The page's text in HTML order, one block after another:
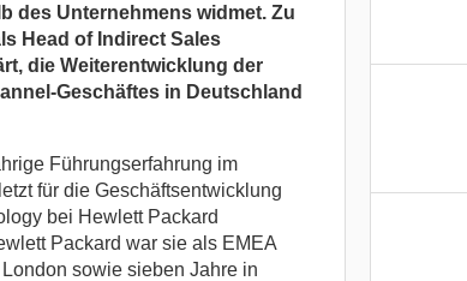
des Unternehmens widmet. Zu
Head of Indirect Sales
die Weiterentwicklung der
Geschäftes in Deutschland
Führungserfahrung im
für die Geschäftsentwicklung
bei Hewlett Packard
Packard war sie als EMEA
sowie sieben Jahre in